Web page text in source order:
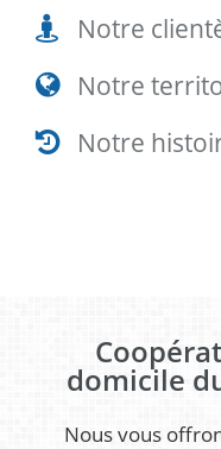
Notre
Notre
Notre
domicile
Nous vous